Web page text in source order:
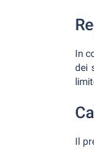
In
dei
Il